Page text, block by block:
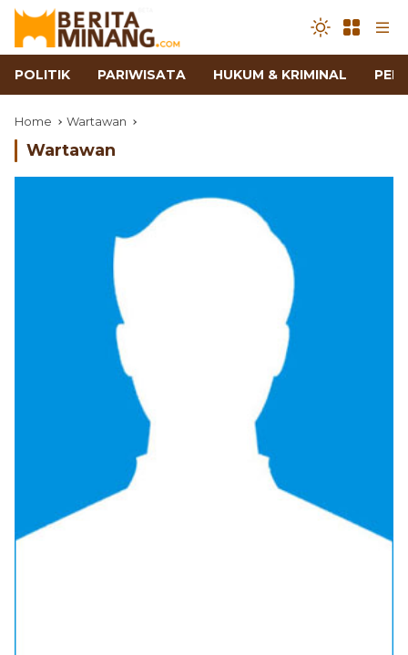
POLITIK PARIWISATA HUKUM & KRIMINAL
Home Wartawan
Wartawan